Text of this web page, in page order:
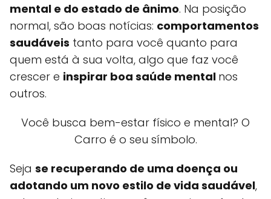
mental e do estado de ânimo. Na posição
normal, são boas notícias: comportamentos
saudáveis tanto para você quanto para
quem está à sua volta, algo que faz você
crescer e inspirar boa saúde mental nos
outros.
Você busca bem-estar físico e mental? O
Carro é o seu símbolo.
Seja se recuperando de uma doença ou
adotando um novo estilo de vida saudável,